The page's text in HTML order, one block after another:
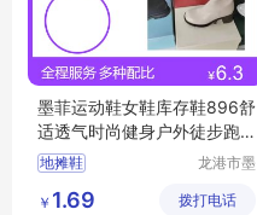
墨菲运动鞋女鞋库存鞋896舒
适透气时尚健身户外徒步跑
步
地摊鞋
龙港市墨
务商行
￥ 1.69 拨打电话